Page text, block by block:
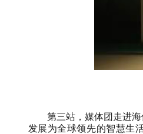
第三站，媒体团走进海信
发展为全球领先的智慧生